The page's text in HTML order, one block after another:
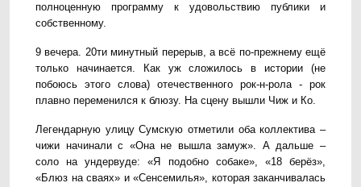
полноценную программу к удовольствию публики и
собственному.
9 вечера. 20ти минутный перерыв, а всё по-прежнему ещё
только начинается. Как уж сложилось в истории (не
побоюсь этого слова) отечественного рок-н-рола - рок
плавно переменился к блюзу. На сцену вышли Чиж и Ко.
Легендарную улицу Сумскую отметили оба коллектива –
чижи начинали с «Она не вышла замуж». А дальше –
соло на ундервуде: «Я подобно собаке», «18 берёз»,
«Блюз на сваях» и «Сенсемилья», которая заканчивалась